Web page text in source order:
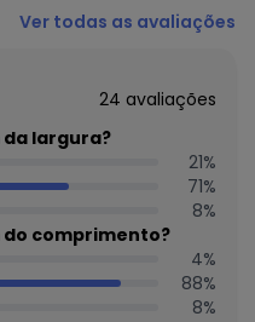
menor oferecido em
tamanho disponível.
N/D*
R$ 65,99
R$ 93,99
R$ 93,99
R$ 103,99
Ver todas as avaliações
24 avaliações
largura?
21%
71%
8%
do comprimento?
4%
88%
8%